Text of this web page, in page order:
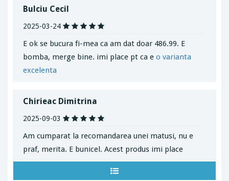
Bulciu Cecil
2025-03-24
E ok se bucura fi-mea ca am dat doar 486.99. E
bomba, merge bine. imi place pt ca e o varianta
excelenta
Chirieac Dimitrina
2025-09-03
Am cumparat la recomandarea unei matusi, nu e
praf, merita. E bunicel. Acest produs imi place